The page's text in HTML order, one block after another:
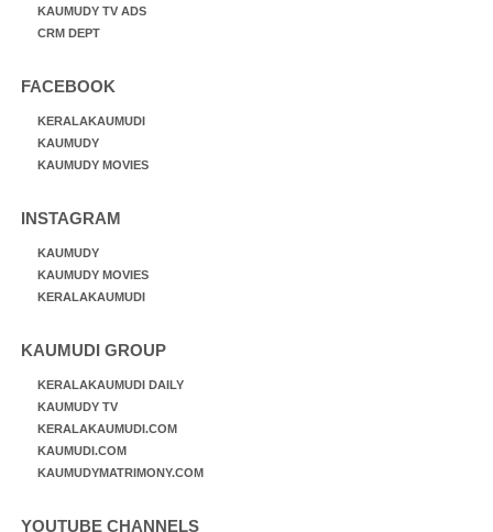
KAUMUDY TV ADS
CRM DEPT
FACEBOOK
KERALAKAUMUDI
KAUMUDY
KAUMUDY MOVIES
INSTAGRAM
KAUMUDY
KAUMUDY MOVIES
KERALAKAUMUDI
KAUMUDI GROUP
KERALAKAUMUDI DAILY
KAUMUDY TV
KERALAKAUMUDI.COM
KAUMUDI.COM
KAUMUDYMATRIMONY.COM
YOUTUBE CHANNELS